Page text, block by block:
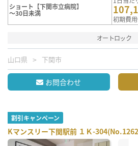
ショート【下関市立病院】
～30日未満
初期費
オートロック
山口県 下関市
お問合わせ
割引キャンペーン
Kマンスリー下関駅前 １Ｋ-